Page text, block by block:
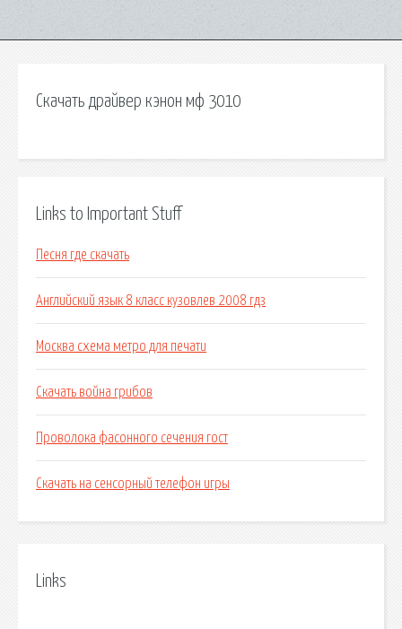
Скачать драйвер кэнон мф 3010
Links to Important Stuff
Песня где скачать
Английский язык 8 класс кузовлев 2008 гдз
Москва схема метро для печати
Скачать война грибов
Проволока фасонного сечения гост
Скачать на сенсорный телефон игры
Links